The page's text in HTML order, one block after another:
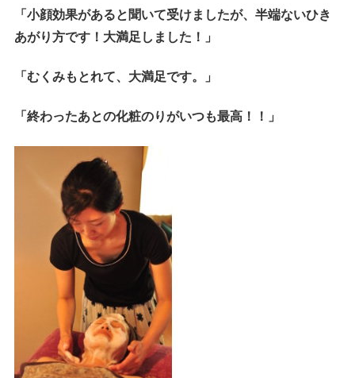
「小顔効果があると聞いて受けましたが、半端ないひき
あがり方です！大満足しました！」
「むくみもとれて、大満足です。」
「終わったあとの化粧のりがいつも最高！！」